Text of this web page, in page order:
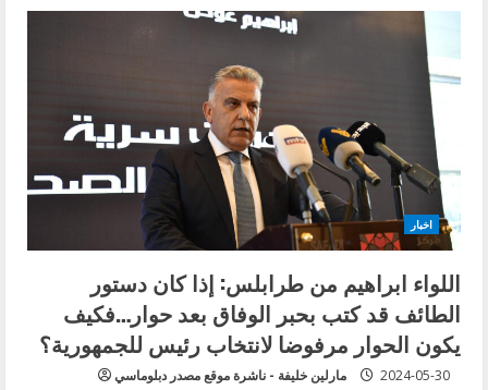
تروي
بأنه
تمنى
الشهادة…
ومهنا
يقول
بأن
الامور
قد
نحو
الأسوا
بالنسبة
للصحافيين
لبنان
اخبار
اللواء ابراهيم من طرابلس: إذا كان دستور
الطائف قد كتب بحبر الوفاق بعد حوار…فكيف
يكون الحوار مرفوضا لانتخاب رئيس للجمهورية؟
مارلين خليفة - ناشرة موقع مصدر دبلوماسي 2024-05-30